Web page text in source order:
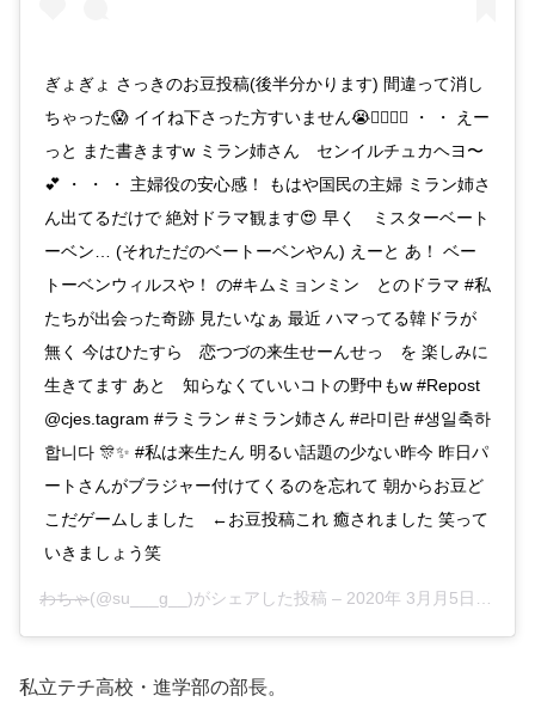
ぎょぎょ さっきのお豆投稿(後半分かります) 間違って消し
ちゃった😱 イイね下さった方すいません😭🙇‍♀️🙇‍♀️ ・ ・ えー
っと また書きますw ミラン姉さん センイルチュカヘヨ〜
💕 ・ ・ ・ 主婦役の安心感！ もはや国民の主婦 ミラン姉さ
ん出てるだけで 絶対ドラマ観ます😍 早く ミスターベート
ーベン… (それただのベートーベンやん) えーと あ！ ベー
トーベンウィルスや！ の#キムミョンミン とのドラマ #私
たちが出会った奇跡 見たいなぁ 最近 ハマってる韓ドラが
無く 今はひたすら 恋つづの来生せーんせっ を 楽しみに
生きてます あと 知らなくていいコトの野中もw #Repost
@cjes.tagram #ラミラン #ミラン姉さん #라미란 #생일축하
합니다 🎊✨ #私は来生たん 明るい話題の少ない昨今 昨日パ
ートさんがブラジャー付けてくるのを忘れて 朝からお豆ど
こだゲームしました ←お豆投稿これ 癒されました 笑って
いきましょう笑
わちゃ(@su___g__)がシェアした投稿 – 2020年 3月月5日午後11時17分PST
私立テチ高校・進学部の部長。